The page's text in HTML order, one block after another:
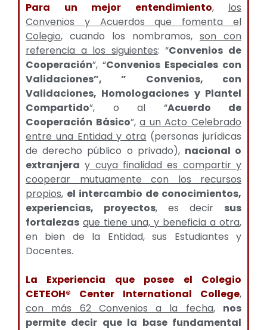
Para un mejor entendimiento, los
Convenios y Acuerdos que fomenta el
Colegio, cuando los nombramos, son con
referencia a los siguientes: “Convenios de
Cooperación”, “Convenios Especiales con
Validaciones”, ” Convenios, con
Validaciones, Homologaciones y Plantel
Compartido”, o al “Acuerdo de
Cooperación Básico”,a un Acto Celebrado
entre una Entidad y otra (personas jurídicas
de derecho público o privado), nacional o
extranjera y cuya finalidad es compartir y
cooperar mutuamente con los recursos
propios, el intercambio de conocimientos,
experiencias, proyectos, es decir sus
fortalezas que tiene una, y beneficia a otra,
en bien de la Entidad, sus Estudiantes y
Docentes.
La Experiencia que posee el Colegio
CETEOH® Center International College,
con más 62 Convenios a la fecha, nos
permite decir que la base fundamental